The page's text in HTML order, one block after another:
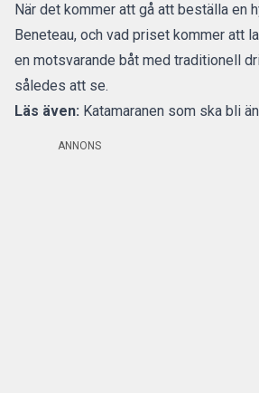
När det kommer att gå att beställa en
Beneteau, och vad priset kommer att
en motsvarande båt med traditionell
således att se.
Läs även: Katamaranen som ska bli
ANNONS